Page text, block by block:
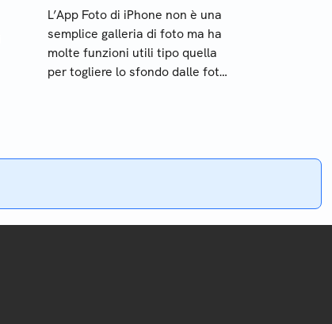
L’App Foto di iPhone non è una
semplice galleria di foto ma ha
molte funzioni utili tipo quella
per togliere lo sfondo dalle foto.